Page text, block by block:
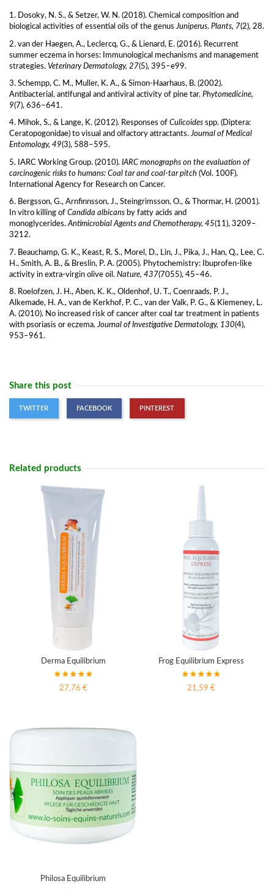
1. Dosoky, N. S., & Setzer, W. N. (2018). Chemical composition and
biological activities of essential oils of the genusJuniperus. Plants, 7(2), 28.
2. van der Haegen, A., Leclercq, G., & Lienard, E. (2016). Recurrent
summer eczema in horses: Immunological mechanisms and management
strategies. Veterinary Dermatology, 27(5), 395–e99.
3. Schempp, C. M., Muller, K. A., & Simon-Haarhaus, B. (2002).
Antibacterial, antifungal and antiviral activity of pine tar. Phytomedicine,
9(7), 636–641.
4. Mihok, S., & Lange, K. (2012). Responses of Culicoides spp. (Diptera:
Ceratopogonidae) to visual and olfactory attractants.Journal of Medical
Entomology, 49(3), 588–595.
5. IARC Working Group. (2010). IARC monographs on the evaluation of
carcinogenic risks to humans: Coal tar and coal-tar pitch (Vol. 100F).
International Agency for Research on Cancer.
6. Bergsson, G., Arnfinnsson, J., Steingrimsson, O., & Thormar, H. (2001).
In vitro killing of Candida albicans by fatty acids and
monoglycerides.Antimicrobial Agents and Chemotherapy, 45(11), 3209–
3212.
7. Beauchamp, G. K., Keast, R. S., Morel, D., Lin, J., Pika, J., Han, Q., Lee, C.
H., Smith, A. B., & Breslin, P. A. (2005). Phytochemistry: Ibuprofen-like
activity in extra-virgin olive oil. Nature, 437(7055), 45–46.
8. Roelofzen, J. H., Aben, K. K., Oldenhof, U. T., Coenraads, P. J.,
Alkemade, H. A., van de Kerkhof, P. C., van der Valk, P. G., & Kiemeney, L.
A. (2010). No increased risk of cancer after coal tar treatment in patients
with psoriasis or eczema.Journal of Investigative Dermatology, 130(4),
953–961.
Share this post
TWITTER FACEBOOK PINTEREST
Related products
Derma Equilibrium
27,76 €
Frog Equilibrium Express
21,59 €
Philosa Equilibrium